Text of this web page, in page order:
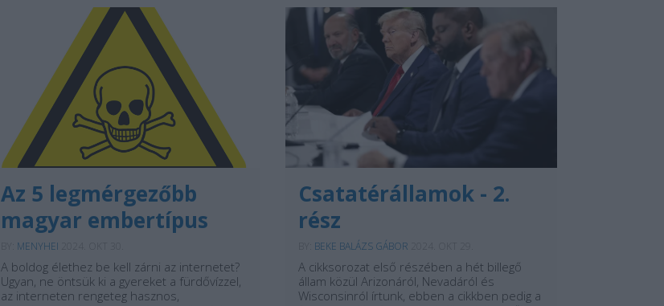
Az 5 legmérgezőbb
magyar embertípus
MENYHEI
A boldog élethez be kell zárni az internetet?
Ugyan, ne öntsük ki a gyereket a fürdővízzel,
az interneten rengeteg hasznos,
Csatatérállamok - 2.
rész
BEKE BALÁZS GÁBOR
A cikksorozat első részében a hét billegő
állam közül Arizonáról, Nevadáról és
Wisconsinról írtunk, ebben a cikkben pedig a